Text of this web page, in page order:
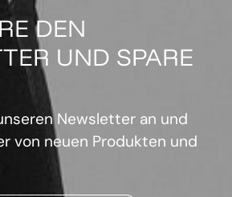
DEN
UND SPARE
Newsletter an und
von neuen Produkten und